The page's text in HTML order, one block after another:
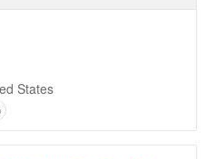
States